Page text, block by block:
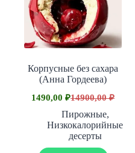
Корпусные без сахара
(Анна Гордеева)
14900,00₽
Первоначальная
цена
составляла
14900,00 ₽.
1490,00₽Текущая
цена:
1490,00 ₽.
Пирожные,
Низкокалорийные
десерты